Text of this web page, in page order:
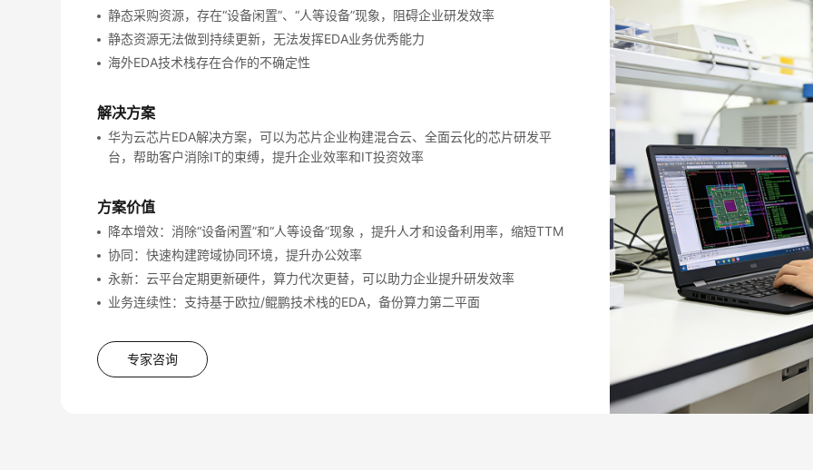
静态采购资源，存在“设备闲置”、“人等设备”现象，阻碍企业研发效率
静态资源无法做到持续更新，无法发挥EDA业务优秀能力
海外EDA技术栈存在合作的不确定性
解决方案
华为云芯片EDA解决方案，可以为芯片企业构建混合云、全面云化的芯片研发平
台，帮助客户消除IT的束缚，提升企业效率和IT投资效率
方案价值
降本增效：消除“设备闲置”和“人等设备”现象 ，提升人才和设备利用率，缩短TTM
协同：快速构建跨域协同环境，提升办公效率
永新：云平台定期更新硬件，算力代次更替，可以助力企业提升研发效率
业务连续性：支持基于欧拉/鲲鹏技术栈的EDA，备份算力第二平面
专家咨询